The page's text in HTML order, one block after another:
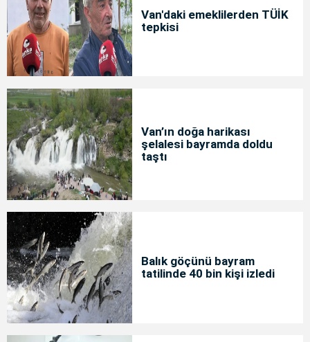
Van'daki emeklilerden TÜİK
tepkisi
Van’ın doğa harikası
şelalesi bayramda doldu
taştı
Balık göçünü bayram
tatilinde 40 bin kişi izledi